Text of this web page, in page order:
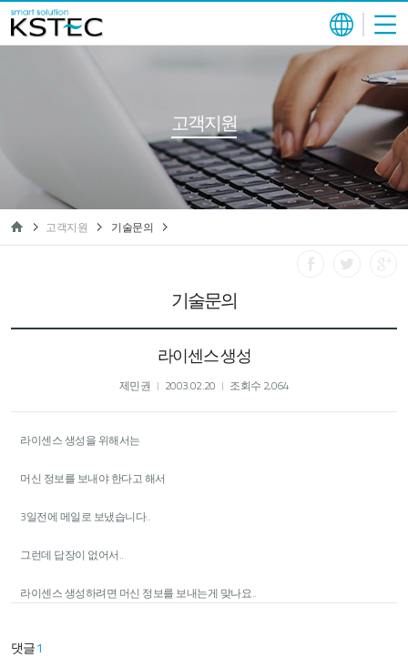
고객지원
고객지원 기술문의
기술문의
라이센스 생성
제민권 2003.02.20 조회수 2,064
라이센스 생성을 위해서는
머신 정보를 보내야 한다고 해서
3일전에 메일로 보냈습니다..
그런데 답장이 없어서..
라이센스 생성하려면 머신 정보를 보내는게 맞나요..
댓글1